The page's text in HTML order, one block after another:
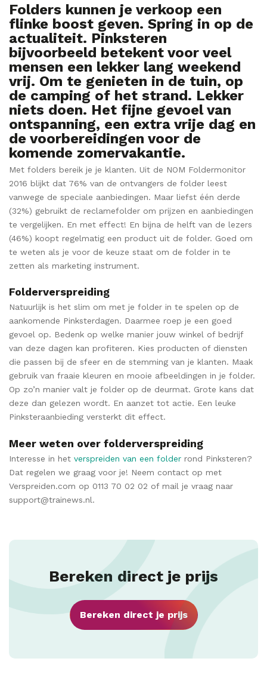
Folders kunnen je verkoop een
flinke boost geven. Spring in op de
actualiteit. Pinksteren
bijvoorbeeld betekent voor veel
mensen een lekker lang weekend
vrij. Om te genieten in de tuin, op
de camping of het strand. Lekker
niets doen. Het fijne gevoel van
ontspanning, een extra vrije dag en
de voorbereidingen voor de
komende zomervakantie.
Met folders bereik je je klanten. Uit de NOM Foldermonitor
2016 blijkt dat 76% van de ontvangers de folder leest
vanwege de speciale aanbiedingen. Maar liefst één derde
(32%) gebruikt de reclamefolder om prijzen en aanbiedingen
te vergelijken. En met effect! En bijna de helft van de lezers
(46%) koopt regelmatig een product uit de folder. Goed om
te weten als je voor de keuze staat om de folder in te
zetten als marketing instrument.
Folderverspreiding
Natuurlijk is het slim om met je folder in te spelen op de
aankomende Pinksterdagen. Daarmee roep je een goed
gevoel op. Bedenk op welke manier jouw winkel of bedrijf
van deze dagen kan profiteren. Kies producten of diensten
die passen bij de sfeer en de stemming van je klanten. Maak
gebruik van fraaie kleuren en mooie afbeeldingen in je folder.
Op zo’n manier valt je folder op de deurmat. Grote kans dat
deze dan gelezen wordt. En aanzet tot actie. Een leuke
Pinksteraanbieding versterkt dit effect.
Meer weten over folderverspreiding
Interesse in het verspreiden van een folder rond Pinksteren?
Dat regelen we graag voor je! Neem contact op met
Verspreiden.com op 0113 70 02 02 of mail je vraag naar
support@trainews.nl.
Bereken direct je prijs
Bereken direct je prijs